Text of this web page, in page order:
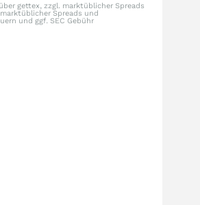
gettex, zzgl. marktüblicher Spreads
Spreads und
und ggf. SEC Gebühr